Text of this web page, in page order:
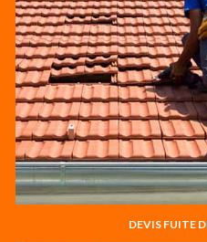
DEVIS FUITE